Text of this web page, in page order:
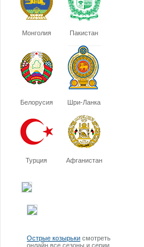
Монголия Пакистан
Белорусия Шри-Ланка
Турция Афганистан
Острые козырьки смотреть
онлайн все сезоны и серии.